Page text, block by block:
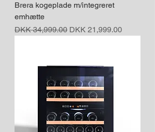
Brera kogeplade m/integreret
emhætte
Regular Price
DKK 34,999.00 Sale Price
DKK 21,999.00